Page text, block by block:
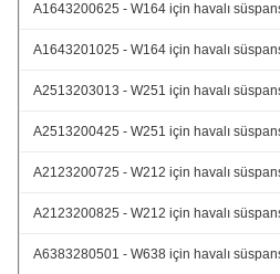
A1643200625 - W164 için havalı
A1643201025 - W164 için havalı
A2513203013 - W251 için havalı
A2513200425 - W251 için havalı
A2123200725 - W212 için havalı
A2123200825 - W212 için havalı
A6383280501 - W638 için havalı